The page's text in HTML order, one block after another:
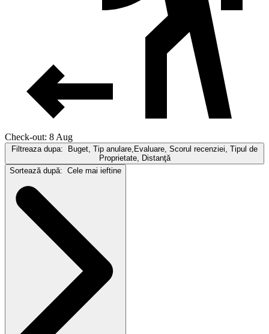
Check-out: 8 Aug
Filtreaza dupa:
Buget, Tip anulare,Evaluare, Scorul recenziei, Tipul de
Proprietate, Distanţă
Sortează după: Cele mai ieftine